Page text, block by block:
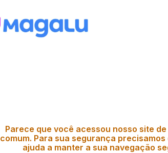
Parece que você acessou nosso site
comum. Para sua segurança
ajuda a manter a sua navegação